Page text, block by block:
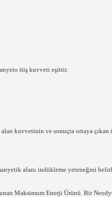
itiş kuvveti eşittir.
kuvvetinin ve sonuçta ortaya
alanı indükleme yeteneğini
Maksimum Enerji Ürünü. Bir